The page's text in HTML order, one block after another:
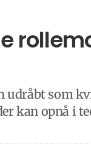
udråbt som
kan opnå i